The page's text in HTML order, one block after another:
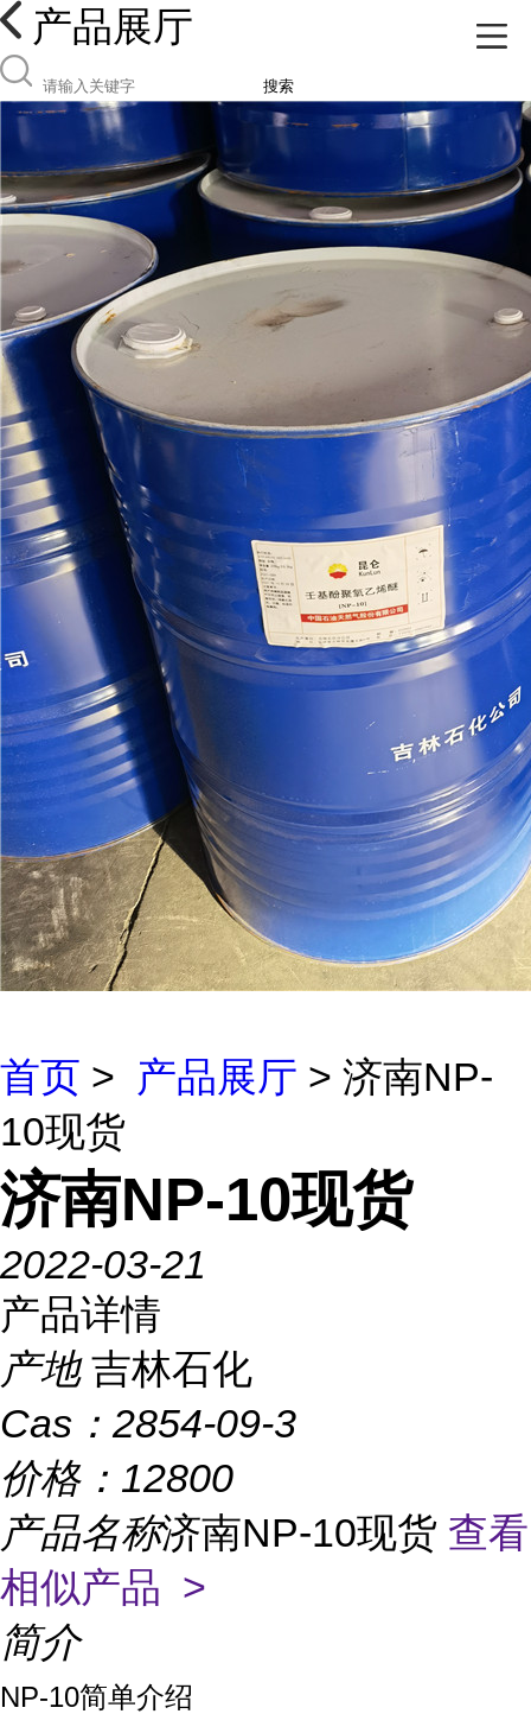
产品展厅
搜索
首页 > 产品展厅 > 济南NP-
10现货
济南NP-10现货
2022-03-21
产品详情
产地 吉林石化
Cas： 2854-09-3
价格： 12800
产品名称济南NP-10现货 查看
相似产品 >
简介
NP-10简单介绍